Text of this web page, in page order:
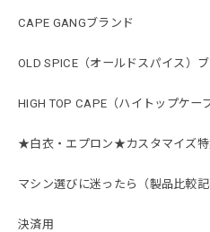
CAPE GANGブランド
OLD SPICE（オールドスパイス）
HIGH TOP CAPE（ハイトップケー
★白衣・エプロン★カスタマイズ
マシン選びに迷ったら（製品比較記
決済用